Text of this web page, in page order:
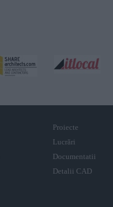
Proiecte
Lucrări
Documentatii
Detalii CAD